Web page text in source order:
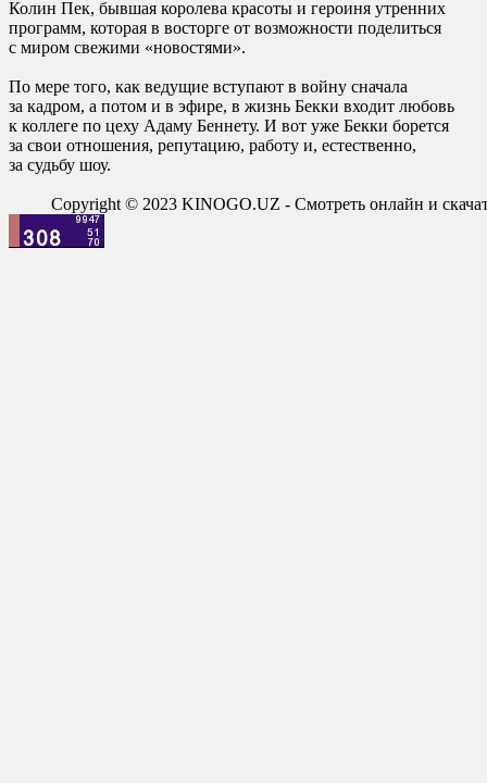
Колин Пек, бывшая королева красоты и героиня утренних
программ, которая в восторге от возможности поделиться
с миром свежими «новостями».
По мере того, как ведущие вступают в войну сначала
за кадром, а потом и в эфире, в жизнь Бекки входит любовь
к коллеге по цеху Адаму Беннету. И вот уже Бекки борется
за свои отношения, репутацию, работу и, естественно,
за судьбу шоу.
Copyright © 2023 KINOGO.UZ - Смотреть онлайн и